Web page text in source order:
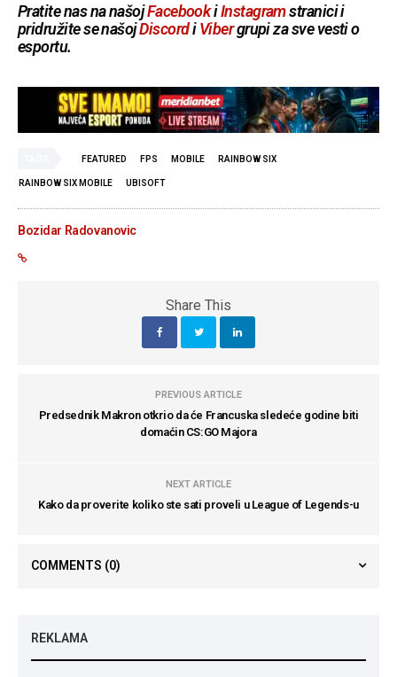
Pratite nas na našojFacebookiInstagramstranici i
pridružite se našojDiscordiVibergrupi za sve vesti o
esportu.
FEATURED FPS MOBILE RAINBOW SIX
RAINBOW SIX MOBILE UBISOFT
Bozidar Radovanovic
Share This
PREVIOUS ARTICLE
Predsednik Makron otkrio da će Francuska sledeće godine biti
domaćin CS:GO Majora
NEXT ARTICLE
Kako da proverite koliko ste sati proveli u League of Legends-u
COMMENTS (0)
REKLAMA